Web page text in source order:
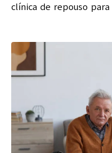
clínica de repouso